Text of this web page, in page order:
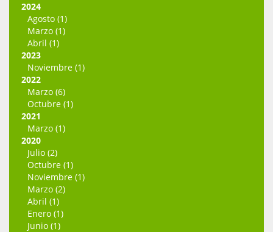
2024
Agosto (1)
Marzo (1)
Abril (1)
2023
Noviembre (1)
2022
Marzo (6)
Octubre (1)
2021
Marzo (1)
2020
Julio (2)
Octubre (1)
Noviembre (1)
Marzo (2)
Abril (1)
Enero (1)
Junio (1)